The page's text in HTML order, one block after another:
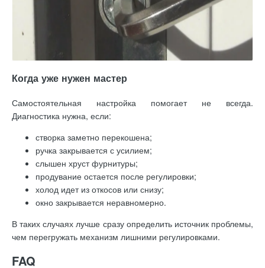
Когда уже нужен мастер
Самостоятельная настройка помогает не всегда.
Диагностика нужна, если:
створка заметно перекошена;
ручка закрывается с усилием;
слышен хруст фурнитуры;
продувание остается после регулировки;
холод идет из откосов или снизу;
окно закрывается неравномерно.
В таких случаях лучше сразу определить источник проблемы,
чем перегружать механизм лишними регулировками.
FAQ